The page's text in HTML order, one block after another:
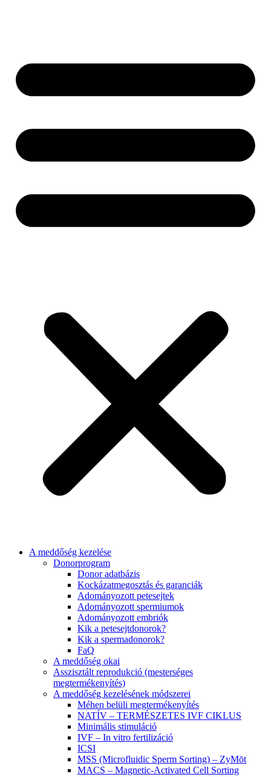
A meddőség kezelése
Donorprogram
Donor adatbázis
Kockázatmegosztás és garanciák
Adományozott petesejtek
Adományozott spermiumok
Adományozott embriók
Kik a petesejtdonorok?
Kik a spermadonorok?
FaQ
A meddőség okai
Asszisztált reprodukció (mesterséges
megtermékenyítés)
A meddőség kezelésének módszerei
Méhen belüli megtermékenyítés
NATÍV – TERMÉSZETES IVF CIKLUS
Minimális stimuláció
IVF – In vitro fertilizáció
ICSI
MSS (Microfluidic Sperm Sorting) – ZyMōt
MACS – Magnetic-Activated Cell Sorting